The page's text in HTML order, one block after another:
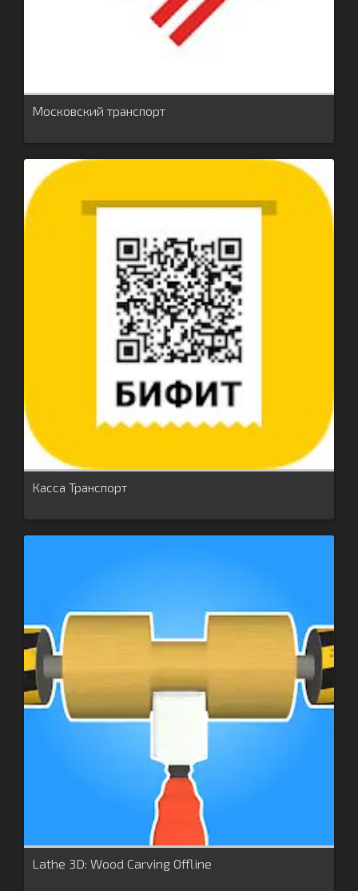
Московский транспорт
Касса Транспорт
Lathe 3D: Wood Carving Offline